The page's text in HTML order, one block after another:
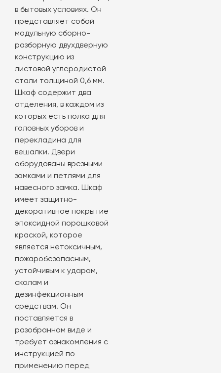
в бытовых условиях. Он
представляет собой
модульную сборно-
разборную двухдверную
конструкцию из
листовой углеродистой
стали толщиной 0,6 мм.
Шкаф содержит два
отделения, в каждом из
которых есть полка для
головных уборов и
перекладина для
вешалки. Двери
оборудованы врезными
замками и петлями для
навесного замка. Шкаф
имеет защитно-
декоративное покрытие
эпоксидной порошковой
краской, которое
является нетоксичным,
пожаробезопасным,
устойчивым к ударам,
сколам и
дезинфекционным
средствам. Он
поставляется в
разобранном виде и
требует ознакомления с
инструкцией по
применению перед